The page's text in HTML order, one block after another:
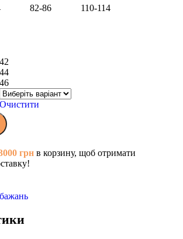
82-86
110-114
42
44
46
Очистити
грн в корзину, щоб отримати